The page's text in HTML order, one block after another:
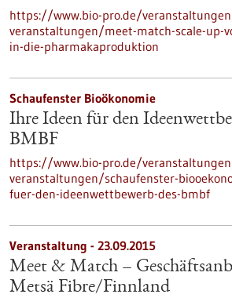
https://www.bio-pro.de/
veranstaltungen/meet-match-scale-up-
in-die-pharmakaproduktion
Schaufenster Bioökonomie
Ihre Ideen für den
BMBF
https://www.bio-pro.de/
veranstaltungen/schaufenster-
fuer-den-ideenwettbewerb-des-bmbf
Veranstaltung - 23.09.2015
Meet & Match –
Metsä Fibre/Finnland